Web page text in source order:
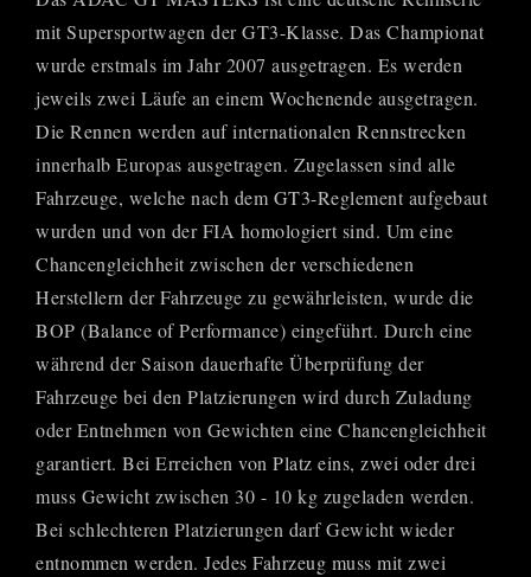
mit Supersportwagen der GT3-Klasse. Das Championat
wurde erstmals im Jahr 2007 ausgetragen. Es werden
jeweils zwei Läufe an einem Wochenende ausgetragen.
Die Rennen werden auf internationalen Rennstrecken
innerhalb Europas ausgetragen. Zugelassen sind alle
Fahrzeuge, welche nach dem GT3-Reglement aufgebaut
wurden und von der FIA homologiert sind. Um eine
Chancengleichheit zwischen der verschiedenen
Herstellern der Fahrzeuge zu gewährleisten, wurde die
BOP (Balance of Performance) eingeführt. Durch eine
während der Saison dauerhafte Überprüfung der
Fahrzeuge bei den Platzierungen wird durch Zuladung
oder Entnehmen von Gewichten eine Chancengleichheit
garantiert. Bei Erreichen von Platz eins, zwei oder drei
muss Gewicht zwischen 30 - 10 kg zugeladen werden.
Bei schlechteren Platzierungen darf Gewicht wieder
entnommen werden. Jedes Fahrzeug muss mit zwei